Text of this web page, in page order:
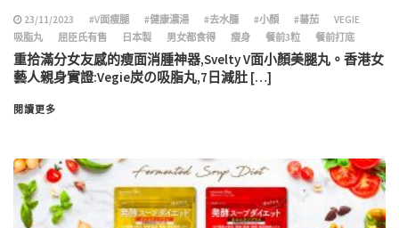
23/11/2023 #V面瘦腿 #健康濃湯 #去水腫 #小顏 #蕃茄
VEGIE
吸脂丸
屈臣氏有售 日本製 男女都食得 瘦身 餐前3粒 餐前打底
重拾滿分女友感的瘦面消腫神器,Svelty V面小顏美腿丸。香港女
藝人親身實證:Vegie炭の吸脂丸,7日減肚 […]
閱讀更多